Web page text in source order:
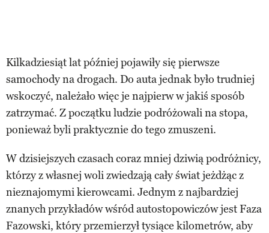
Kilkadziesiąt lat później pojawiły się pierwsze
samochody na drogach. Do auta jednak było trudniej
wskoczyć, należało więc je najpierw w jakiś sposób
zatrzymać. Z początku ludzie podróżowali na stopa,
ponieważ byli praktycznie do tego zmuszeni.
W dzisiejszych czasach coraz mniej dziwią podróżnicy,
którzy z własnej woli zwiedzają cały świat jeżdżąc z
nieznajomymi kierowcami. Jednym z najbardziej
znanych przykładów wśród autostopowiczów jest Faza
Fazowski, który przemierzył tysiące kilometrów, aby